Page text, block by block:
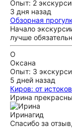
Опыт: 2
3 дня назад
Обзорная
Начало
лучше
О
Оксана
Опыт: 3
5 дней назад
Киров: от
Ирина
Иринагид
Спасибо за